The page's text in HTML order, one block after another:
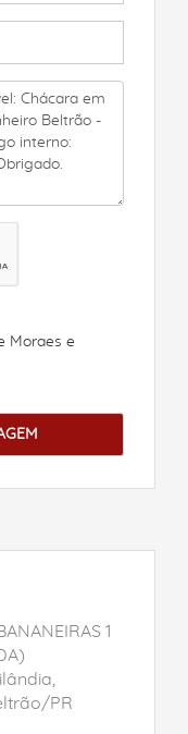
Moraes e
1
PR